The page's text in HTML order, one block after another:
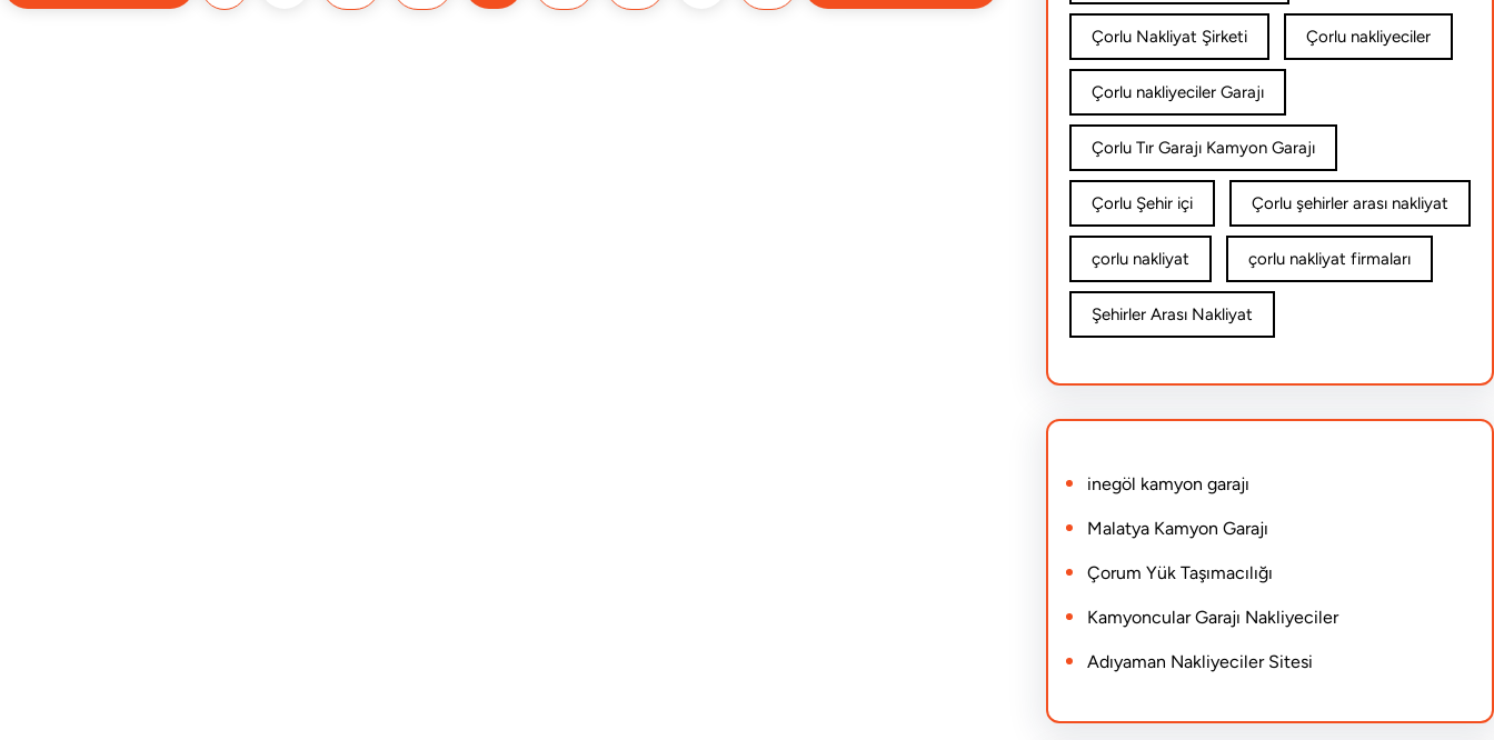
Çorlu Nakliyat Şirketi Çorlu nakliyeciler
Çorlu nakliyeciler Garajı
Çorlu Tır Garajı Kamyon Garajı
Çorlu Şehir içi Çorlu şehirler arası nakliyat
çorlu nakliyat çorlu nakliyat firmaları
Şehirler Arası Nakliyat
inegöl kamyon garajı
Malatya Kamyon Garajı
Çorum Yük Taşımacılığı
Kamyoncular Garajı Nakliyeciler
Adıyaman Nakliyeciler Sitesi